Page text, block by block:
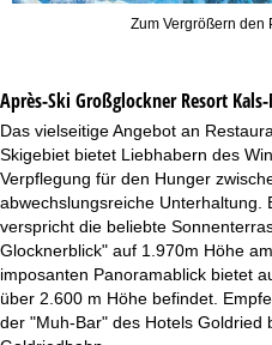
Zum Vergrößern den
Après-Ski Großglockner Resort
Das vielseitige Angebot an
Skigebiet bietet Liebhabern des
Verpflegung für den Hunger
abwechslungsreiche Unterhaltung.
verspricht die beliebte
Glocknerblick" auf 1.970m Höhe
imposanten Panoramablick bietet
über 2.600 m Höhe befindet.
der "Muh-Bar" des Hotels Goldried